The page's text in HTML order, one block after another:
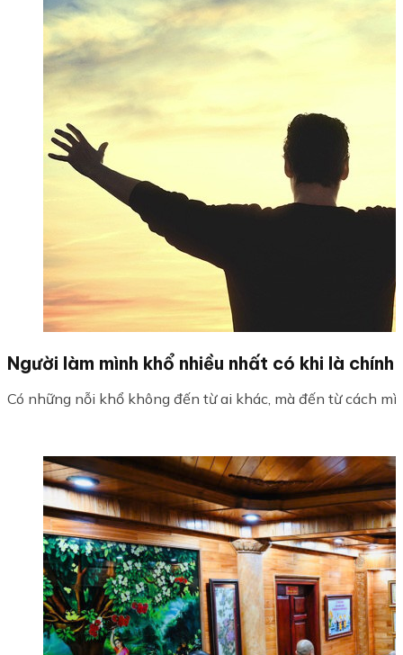
Người làm mình khổ nhiều nhất có khi là chính
Có những nỗi khổ không đến từ ai khác, mà đến từ cách